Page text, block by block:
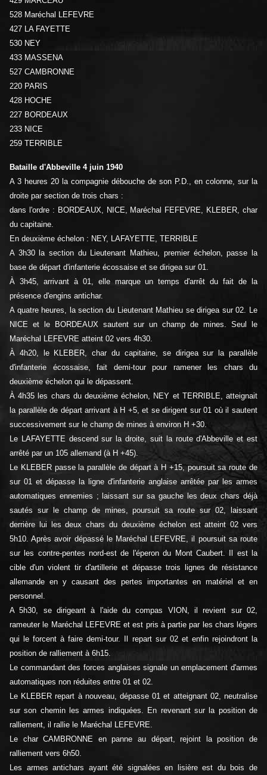
528 Maréchal LEFEVRE
427 LA FAYETTE
530 NEY
433 MASSENA
527 CAMBRONNE
220 PARIS
428 HOCHE
227 BORDEAUX
233 NICE
259 TERRIBLE
Bataille d'Abbeville 4 juin 1940
A 3 heures 20 la compagnie débouche de son P.D., en colonne, sur la
droite par section de trois chars :
dans l'ordre : BORDEAUX, NICE, Maréchal FEFEVRE, KLEBER, char
du capitaine.
En deuxième échelon : NEY, LAFAYETTE, TERRIBLE
A 3h30 la section du Lieutenant Mathieu, premier échelon, passe la
base de départ d'infanterie écossaise et se dirigea sur 01.
À 3h45, arrivant à 01, elle marque un temps d'arrêt du fait de la
présence d'engins antichar.
A quatre heures, la section du Lieutenant Mathieu se dirigea sur 02. Le
NICE et le BORDEAUX sautent sur un champ de mines. Seul le
Maréchal LEFEVRE atteint 02 vers 4h30.
À 4h20, le KLEBER, char du capitaine, se dirigea sur la parallèle
d'infanterie écossaise, fait demi-tour pour ramener les chars du
deuxième échelon qui le dépassent.
À 4h35 les chars du deuxième échelon, NEY et TERRIBLE, atteignait
la parallèle de départ arrivant à H +5, et se dirigent sur 01 où il sautent
successivement sur le champ de mines à environ H +30.
Le LAFAYETTE descend sur la droite, suit la route d'Abbeville et est
arrêté par un 105 allemand (à H +45).
Le KLEBER passe la parallèle de départ à H +15, poursuit sa route de
sur 01 et dépasse la ligne d'infanterie anglaise arrêtée par les armes
automatiques ennemies ; laissant sur sa gauche les deux chars déjà
sautés sur le champ de mines, poursuit sa route sur 02, laissant
derrière lui les deux chars du deuxième échelon est atteint 02 vers
5h10. Après avoir dépassé le Maréchal LEFEVRE, il poursuit sa route
sur les contre-pentes nord-est de l'éperon du Mont Caubert. Il est la
cible d'un violent tir d'artillerie et dépasse trois lignes de résistance
allemande en y causant des pertes importantes en matériel et en
personnel.
A 5h30, se dirigeant à l'aide du compas VION, il revient sur 02,
rameuter le Maréchal LEFEVRE et est pris à partie par les chars légers
qui le forcent à faire demi-tour. Il repart sur 02 et enfin rejoindront la
position de ralliement à 6h15.
Le commandant des forces anglaises signale un emplacement d'armes
automatiques non réduites entre 01 et 02.
Le KLEBER repart à nouveau, dépasse 01 et atteignant 02, neutralise
sur son chemin les armes indiquées. En revenant sur la position de
ralliement, il rallie le Maréchal LEFEVRE.
Le char CAMBRONNE en panne au départ, rejoint la position de
ralliement vers 6h50.
Les armes antichars ayant été signalées en lisière est du bois de